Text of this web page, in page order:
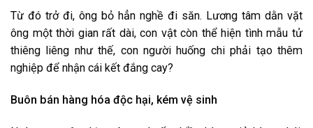
Từ đó trở đi, ông bỏ hẳn nghề đi săn. Lương tâm dằn vặt
ông một thời gian rất dài, con vật còn thể hiện tình mẫu tử
thiêng liêng như thế, con người huống chi phải tạo thêm
nghiệp để nhận cái kết đắng cay?
Buôn bán hàng hóa độc hại, kém vệ sinh